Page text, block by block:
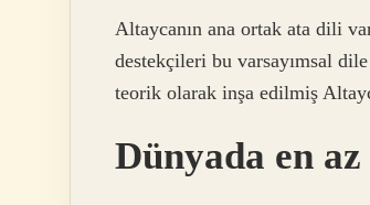
Altaycanın ana ortak ata dili
destekçileri bu varsayımsal
teorik olarak inşa edilmiş
Dünyada en